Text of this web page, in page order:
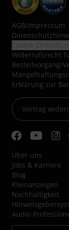
AGB/Impressum
Widerrufsrecht
Bestellvorgang/
Erklärung zur
Vertrag
Über uns
Jobs & Karriere
Blog
Kleinanzeigen
Nachhaltigkeit
Audio